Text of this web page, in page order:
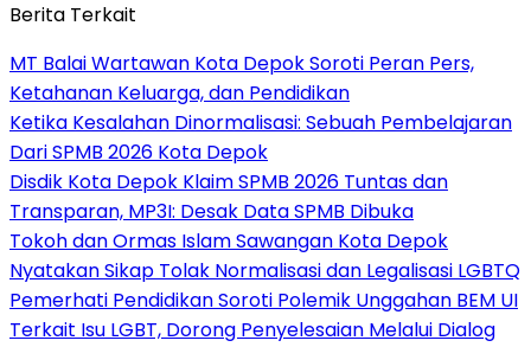
Berita Terkait
MT Balai Wartawan Kota Depok Soroti Peran Pers,
Ketahanan Keluarga, dan Pendidikan
Ketika Kesalahan Dinormalisasi: Sebuah Pembelajaran
Dari SPMB 2026 Kota Depok
Disdik Kota Depok Klaim SPMB 2026 Tuntas dan
Transparan, MP3I: Desak Data SPMB Dibuka
Tokoh dan Ormas Islam Sawangan Kota Depok
Nyatakan Sikap Tolak Normalisasi dan Legalisasi LGBTQ
Pemerhati Pendidikan Soroti Polemik Unggahan BEM UI
Terkait Isu LGBT, Dorong Penyelesaian Melalui Dialog